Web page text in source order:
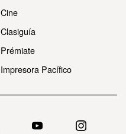
Cine
Clasiguía
Prémiate
Impresora Pacífico